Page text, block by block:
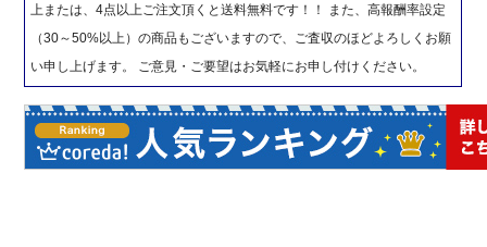
上または、4点以上ご注文頂くと送料無料です！！ また、高報酬率設定
（30～50%以上）の商品もございますので、ご査収のほどよろしくお願
い申し上げます。 ご意見・ご要望はお気軽にお申し付けください。